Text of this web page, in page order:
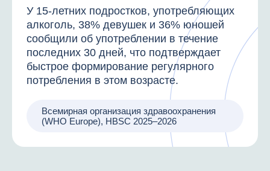
У 15-летних подростков, употребляющих
алкоголь, 38% девушек и 36% юношей
сообщили об употреблении в течение
последних 30 дней, что подтверждает
быстрое формирование регулярного
потребления в этом возрасте.
Всемирная организация здравоохранения
(WHO Europe), HBSC 2025–2026